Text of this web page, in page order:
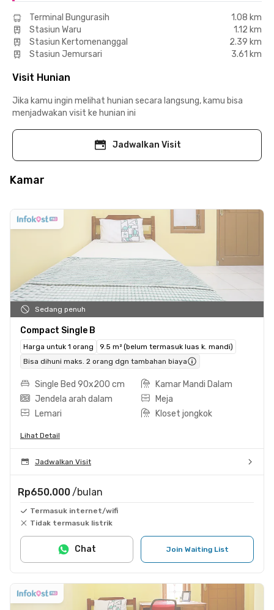
Terminal Bungurasih
1.08 km
Stasiun Waru
1.12 km
Stasiun Kertomenanggal
2.39 km
Stasiun Jemursari
3.61 km
Visit Hunian
Jika kamu ingin melihat hunian secara langsung, kamu bisa
menjadwakan visit ke hunian ini
Jadwalkan Visit
Kamar
Sedang penuh
Compact Single B
Harga untuk 1 orang
9.5 m² (belum termasuk luas k. mandi)
Bisa dihuni maks. 2 orang dgn tambahan biaya
Single Bed 90x200 cm
Kamar Mandi Dalam
Jendela arah dalam
Meja
Lemari
Kloset jongkok
Lihat Detail
Jadwalkan Visit
Rp650.000 /bulan
Termasuk internet/wifi
Tidak termasuk listrik
Join Waiting List
Chat